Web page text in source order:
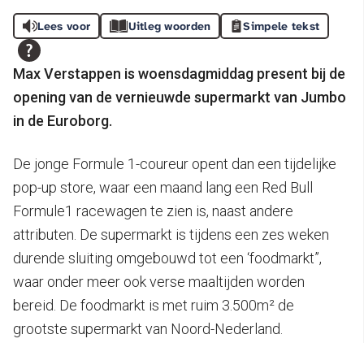
Lees voor Uitleg woorden Simpele tekst
Max Verstappen is woensdagmiddag present bij de
opening van de vernieuwde supermarkt van Jumbo
in de Euroborg.
De jonge Formule 1-coureur opent dan een tijdelijke
pop-up store, waar een maand lang een Red Bull
Formule1 racewagen te zien is, naast andere
attributen. De supermarkt is tijdens een zes weken
durende sluiting omgebouwd tot een ‘foodmarkt”,
waar onder meer ook verse maaltijden worden
bereid. De foodmarkt is met ruim 3.500m² de
grootste supermarkt van Noord-Nederland.